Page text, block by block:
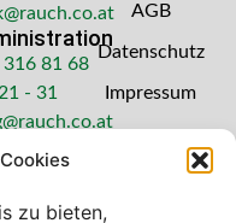
zu bieten,
316 81 68
- 31
AGB
Datenschutz
Impressum